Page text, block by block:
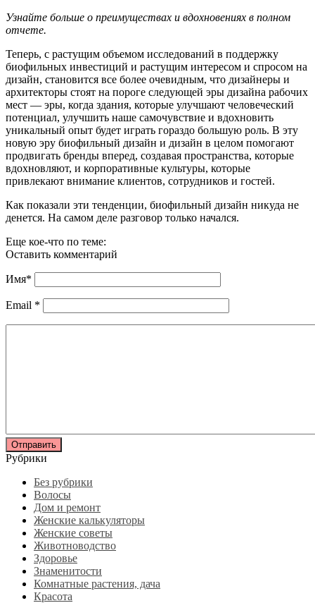
Узнайте больше о преимуществах и вдохновениях в полном
отчете.
Теперь, с растущим объемом исследований в поддержку
биофильных инвестиций и растущим интересом и спросом на
дизайн, становится все более очевидным, что дизайнеры и
архитекторы стоят на пороге следующей эры дизайна рабочих
мест — эры, когда здания, которые улучшают человеческий
потенциал, улучшить наше самочувствие и вдохновить
уникальный опыт будет играть гораздо большую роль. В эту
новую эру биофильный дизайн и дизайн в целом помогают
продвигать бренды вперед, создавая пространства, которые
вдохновляют, и корпоративные культуры, которые
привлекают внимание клиентов, сотрудников и гостей.
Как показали эти тенденции, биофильный дизайн никуда не
денется. На самом деле разговор только начался.
Еще кое-что по теме:
Оставить комментарий
Имя*
Email *
Рубрики
Без рубрики
Волосы
Дом и ремонт
Женские калькуляторы
Женские советы
Животноводство
Здоровье
Знаменитости
Комнатные растения, дача
Красота